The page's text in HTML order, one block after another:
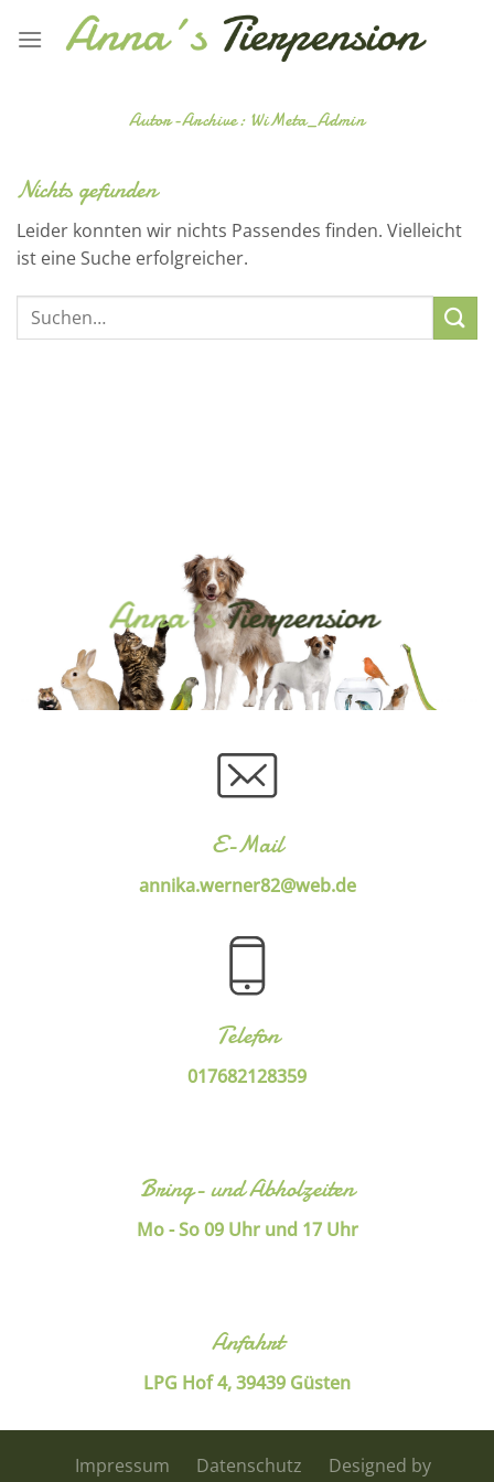
Inhalt
Autor-Archive: WiMeta_Admin
Nichts gefunden
Leider konnten wir nichts Passendes finden. Vielleicht
ist eine Suche erfolgreicher.
E-Mail
annika.werner82@web.de
Telefon
017682128359
Bring- und Abholzeiten
Mo - So 09 Uhr und 17 Uhr
Anfahrt
LPG Hof 4, 39439 Güsten
Impressum Datenschutz
Designed by